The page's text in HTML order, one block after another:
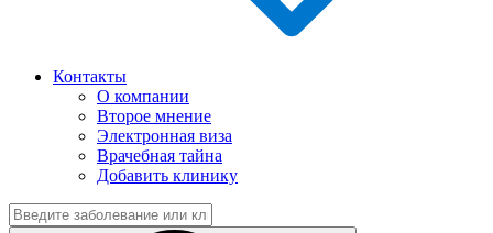
Контакты
О компании
Второе мнение
Электронная виза
Врачебная тайна
Добавить клинику